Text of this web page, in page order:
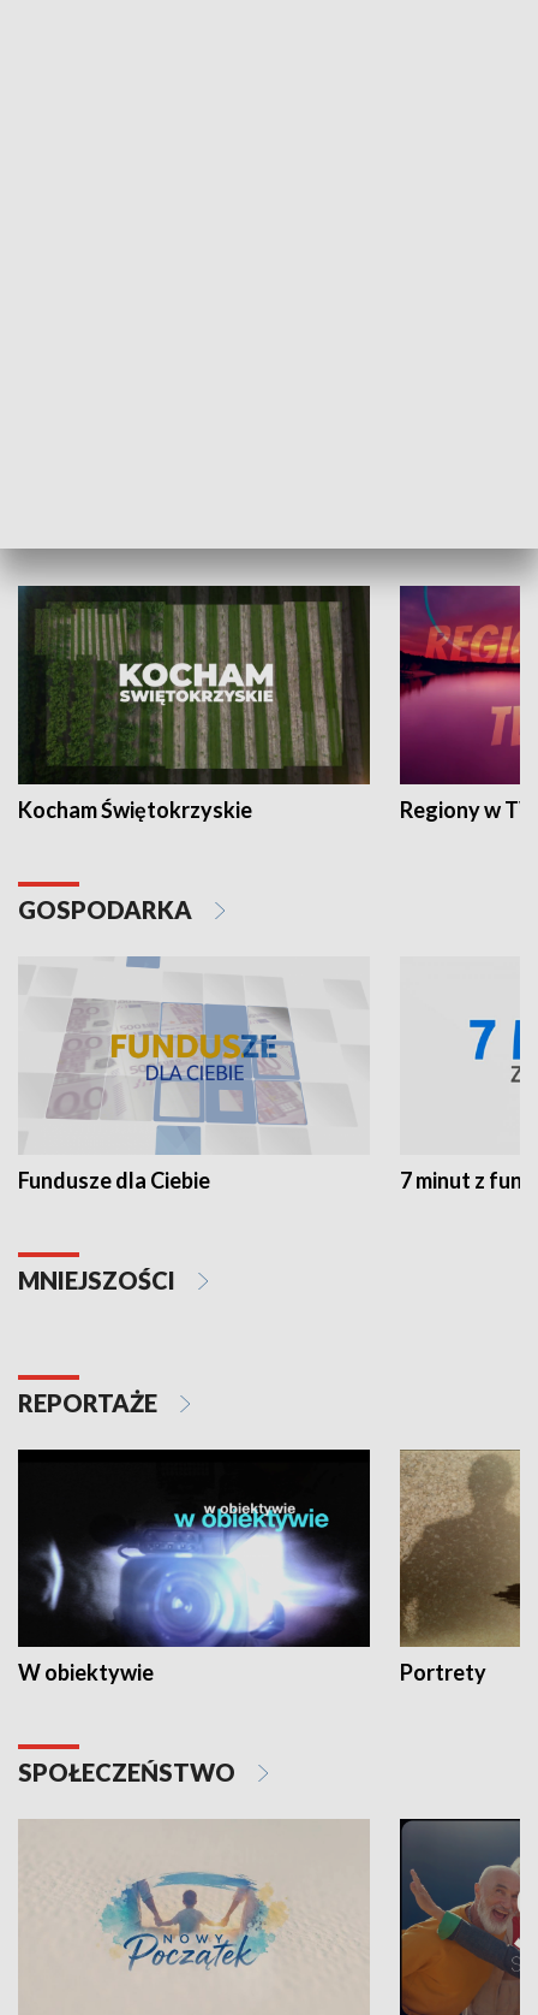
Kocham Świętokrzyskie Regiony w
GOSPODARKA
Fundusze dla Ciebie 7 minut z
MNIEJSZOŚCI
REPORTAŻE
W obiektywie Portrety
SPOŁECZEŃSTWO